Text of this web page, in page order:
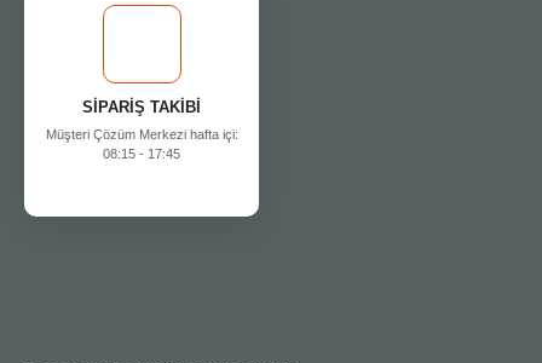
SİPARİŞ TAKİBİ
Müşteri Çözüm Merkezi hafta içi:
08:15 - 17:45